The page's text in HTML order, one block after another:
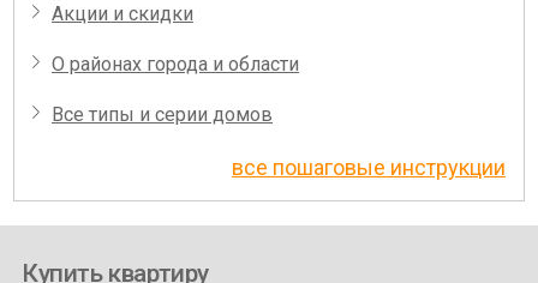
Акции и скидки
О районах города и области
Все типы и серии домов
все пошаговые инструкции
Купить квартиру